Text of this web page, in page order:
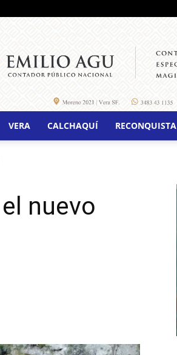
VERA CALCHAQUÍ RECONQUISTA
nuevo